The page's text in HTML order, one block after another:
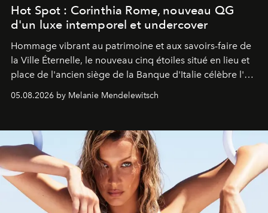
Hot Spot : Corinthia Rome, nouveau QG
d'un luxe intemporel et undercover
Hommage vibrant au patrimoine et aux savoirs-faire de
la Ville Éternelle, le nouveau cinq étoiles situé en lieu et
place de l'ancien siège de la Banque d'Italie célèbre l'art
05.08.2026 by Melanie Mendelewitsch